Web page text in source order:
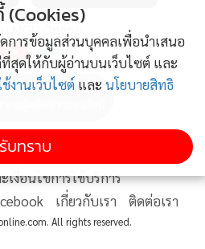
post on Instagram
@jomtub_eiffel
#mylove #myson #ilovemyson
ม MGR Online
วนตัว
นโยบายการใช้คุกกี้
งื่อนไขการใช้บริการ
เกี่ยวกับเรา ติดต่อเรา
All rights reserved.
(Cookies)
การข้อมูลส่วนบุคคลเพื่อนำเสนอ
สุดให้กับผู้อ่านบนเว็บไซต์ และ
งานเว็บไซต์ และ นโยบายสิทธิ
รับทราบ